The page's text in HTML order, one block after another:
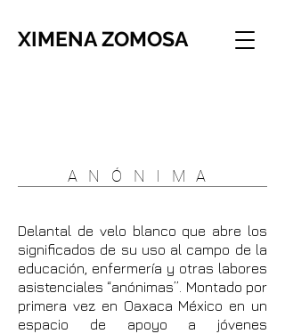
XIMENA ZOMOSA
ANÓNIMA
Delantal de velo blanco que abre los
significados de su uso al campo de la
educación, enfermería y otras labores
asistenciales “anónimas”. Montado por
primera vez en Oaxaca México en un
espacio de apoyo a jóvenes